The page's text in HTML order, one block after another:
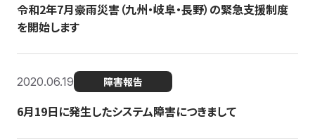
令和2年7月豪雨災害（九州・岐阜・長野）の緊急支援制度
を開始します
2020.06.19 障害報告
6月19日に発生したシステム障害につきまして